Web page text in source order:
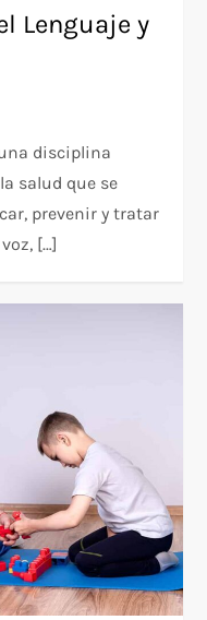
Lenguaje y
disciplina
salud que se
prevenir y tratar
[…]